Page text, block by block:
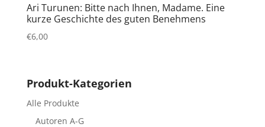
Ari Turunen: Bitte nach Ihnen, Madame. Eine
kurze Geschichte des guten Benehmens
€6,00
Produkt-Kategorien
Alle Produkte
Autoren A-G